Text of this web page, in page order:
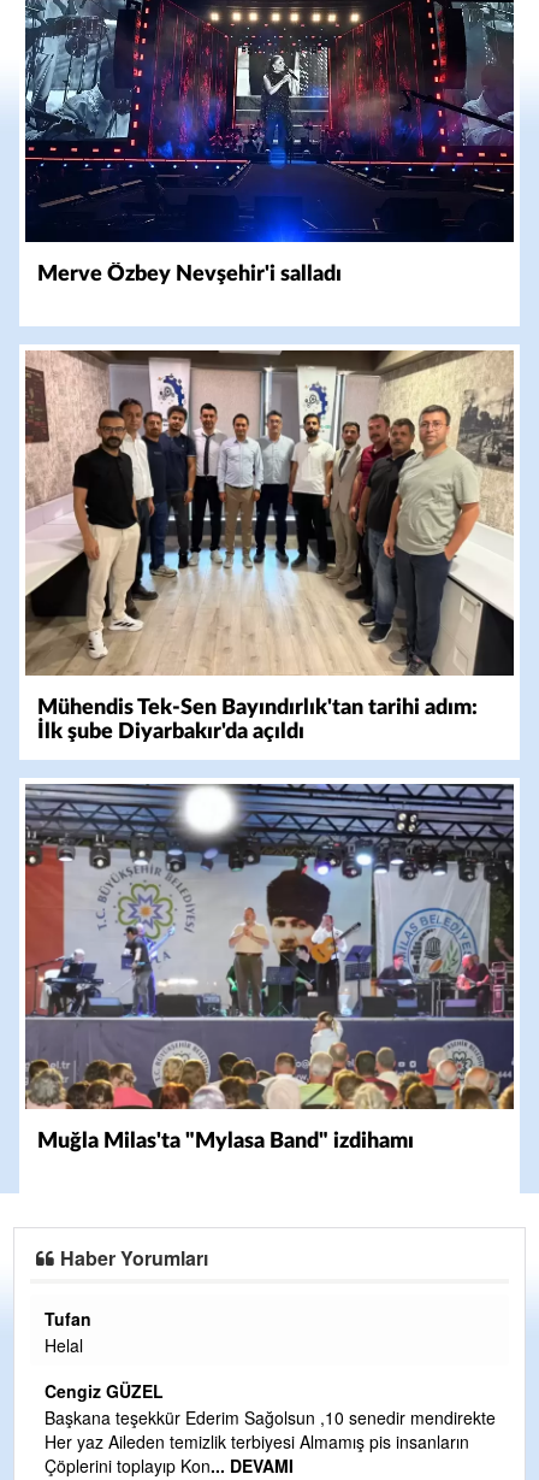
Merve Özbey Nevşehir'i salladı
Mühendis Tek-Sen Bayındırlık'tan tarihi adım:
İlk şube Diyarbakır'da açıldı
Muğla Milas'ta "Mylasa Band" izdihamı
Haber Yorumları
Tufan
Helal
Cengiz GÜZEL
Başkana teşekkür Ederim Sağolsun ,10 senedir mendirekte
Her yaz Aileden temizlik terbiyesi Almamış pis insanların
Çöplerini toplayıp Kon... DEVAMI